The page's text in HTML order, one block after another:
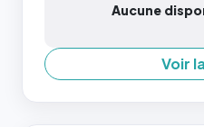
Aucune
Voir